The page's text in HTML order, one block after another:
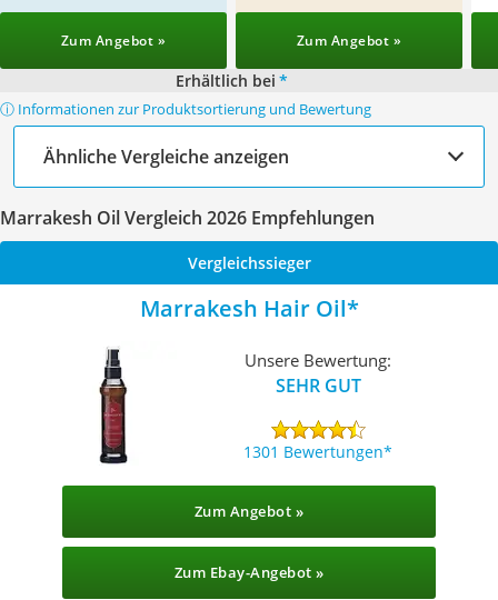
Zum Angebot » Zum Angebot »
Erhältlich bei *
ⓘ Informationen zur Produktsortierung und Bewertung
Ähnliche Vergleiche anzeigen
Marrakesh Oil Vergleich 2026 Empfehlungen
Vergleichssieger
Marrakesh Hair Oil
Unsere Bewertung:
SEHR GUT
1301 Bewertungen
Zum Angebot »
Zum Ebay-Angebot »